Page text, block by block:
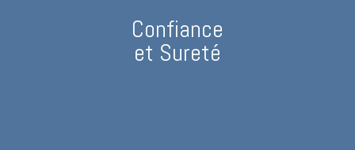
Confiance
et Sureté